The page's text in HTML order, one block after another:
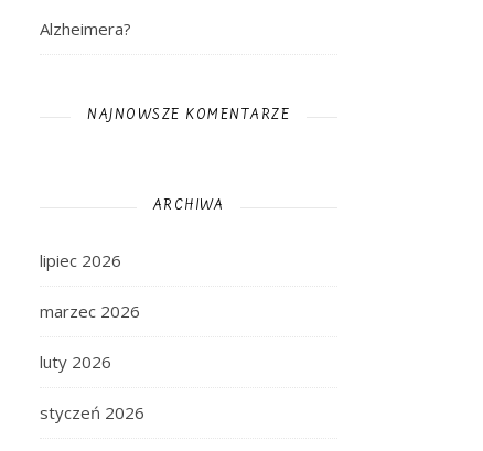
Alzheimera?
NAJNOWSZE KOMENTARZE
ARCHIWA
lipiec 2026
marzec 2026
luty 2026
styczeń 2026